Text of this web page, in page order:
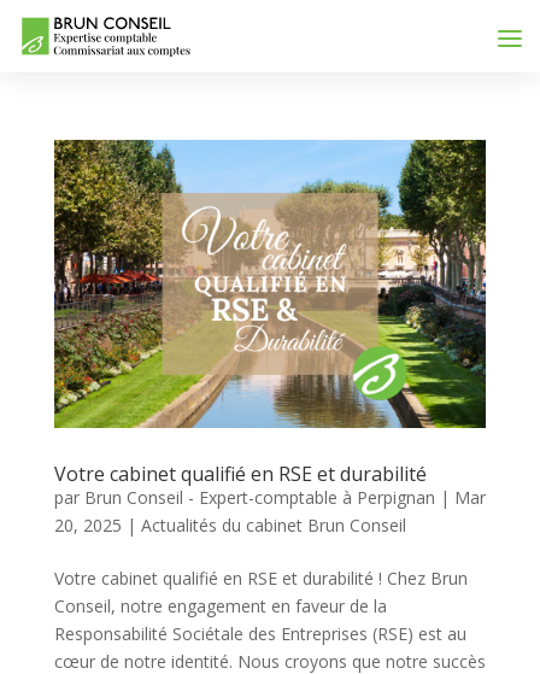
Votre cabinet qualifié en RSE et durabilité
par Brun Conseil - Expert-comptable à Perpignan | Mar
20, 2025 | Actualités du cabinet Brun Conseil
Votre cabinet qualifié en RSE et durabilité ! Chez Brun
Conseil, notre engagement en faveur de la
Responsabilité Sociétale des Entreprises (RSE) est au
cœur de notre identité. Nous croyons que notre succès